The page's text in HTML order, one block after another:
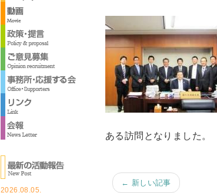
ある訪問となりました。
← 新しい記事
2026.08.05.